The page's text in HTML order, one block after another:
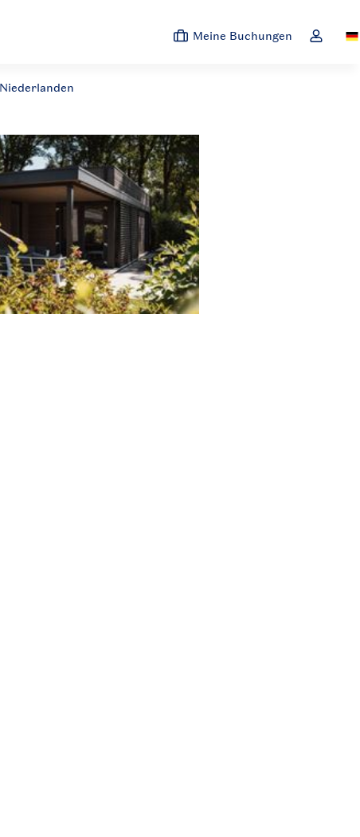
Meine Buchungen